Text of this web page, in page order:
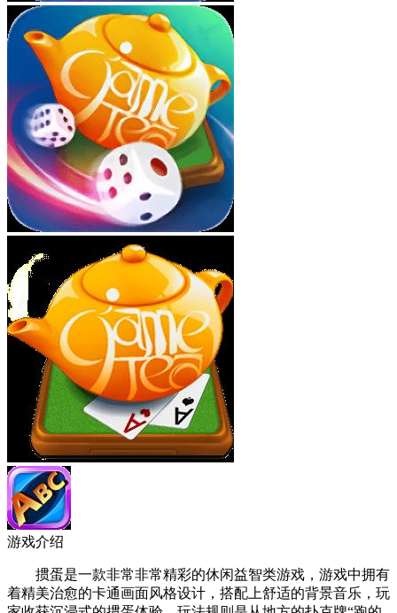
游戏介绍
掼蛋是一款非常非常精彩的休闲益智类游戏，游戏中拥有
着精美治愈的卡通画面风格设计，搭配上舒适的背景音乐，玩